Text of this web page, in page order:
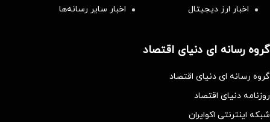
اخبار ارز دیجیتال
اخبار سایر رسانه‌‌ها
گروه رسانه ای دنیای اقتصاد
گروه رسانه ای دنیای اقتصاد
روزنامه دنیای اقتصاد
شبکه اینترنتی اکوایران